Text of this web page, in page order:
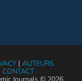
| AUTEURS
CONTACT